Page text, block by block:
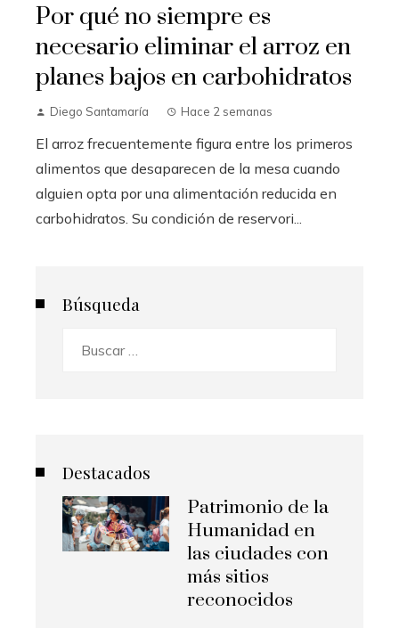
Por qué no siempre es
necesario eliminar el arroz en
planes bajos en carbohidratos
Diego Santamaría Hace 2 semanas
El arroz frecuentemente figura entre los primeros
alimentos que desaparecen de la mesa cuando
alguien opta por una alimentación reducida en
carbohidratos. Su condición de reservori...
Búsqueda
Destacados
Patrimonio de la
Humanidad en
las ciudades con
más sitios
reconocidos